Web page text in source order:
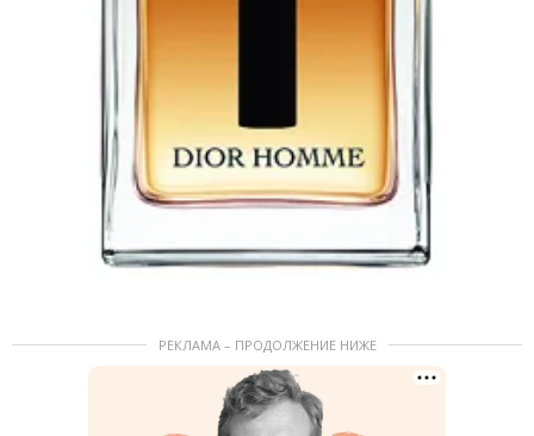
РЕКЛАМА – ПРОДОЛЖЕНИЕ НИЖЕ